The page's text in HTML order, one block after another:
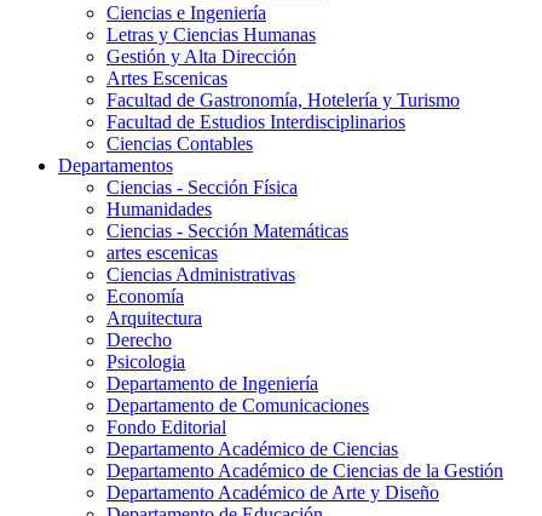
Ciencias e Ingeniería
Letras y Ciencias Humanas
Gestión y Alta Dirección
Artes Escenicas
Facultad de Gastronomía, Hotelería y Turismo
Facultad de Estudios Interdisciplinarios
Ciencias Contables
Departamentos
Ciencias - Sección Física
Humanidades
Ciencias - Sección Matemáticas
artes escenicas
Ciencias Administrativas
Economía
Arquitectura
Derecho
Psicologia
Departamento de Ingeniería
Departamento de Comunicaciones
Fondo Editorial
Departamento Académico de Ciencias
Departamento Académico de Ciencias de la Gestión
Departamento Académico de Arte y Diseño